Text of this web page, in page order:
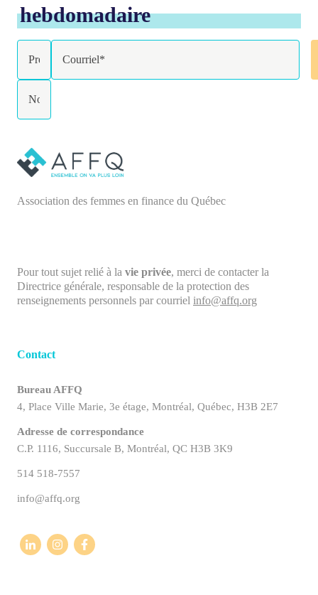
hebdomadaire
Association des femmes en finance du Québec
Pour tout sujet relié à la vie privée, merci de contacter la
Directrice générale, responsable de la protection des
renseignements personnels par courriel info@affq.org
Contact
Bureau AFFQ
4, Place Ville Marie, 3e étage, Montréal, Québec, H3B 2E7
Adresse de correspondance
C.P. 1116, Succursale B, Montréal, QC H3B 3K9
514 518-7557
info@affq.org